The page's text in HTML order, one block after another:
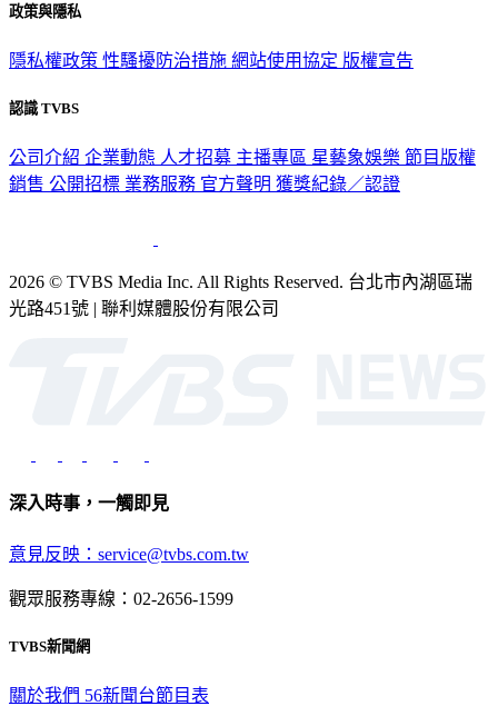
政策與隱私
隱私權政策 性騷擾防治措施 網站使用協定 版權宣告
認識 TVBS
公司介紹 企業動態 人才招募 主播專區 星藝象娛樂 節目版權
銷售 公開招標 業務服務 官方聲明 獲獎紀錄／認證
2026 © TVBS Media Inc. All Rights Reserved. 台北市內湖區瑞
光路451號 | 聯利媒體股份有限公司
深入時事，一觸即見
意見反映：service@tvbs.com.tw
觀眾服務專線：02-2656-1599
TVBS新聞網
關於我們 56新聞台節目表